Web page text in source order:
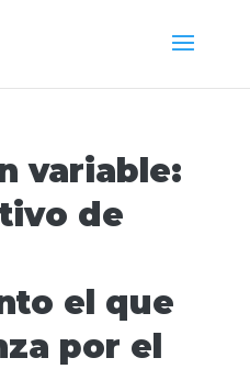
variable:
de
el que
por el